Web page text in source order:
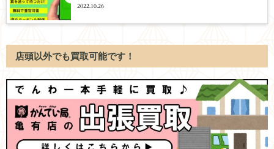
2022.10.26
店頭以外でも買取可能です！